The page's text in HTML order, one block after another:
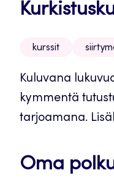
kurssit
Kuluvana
kymmentä
tarjoamana.
Oma